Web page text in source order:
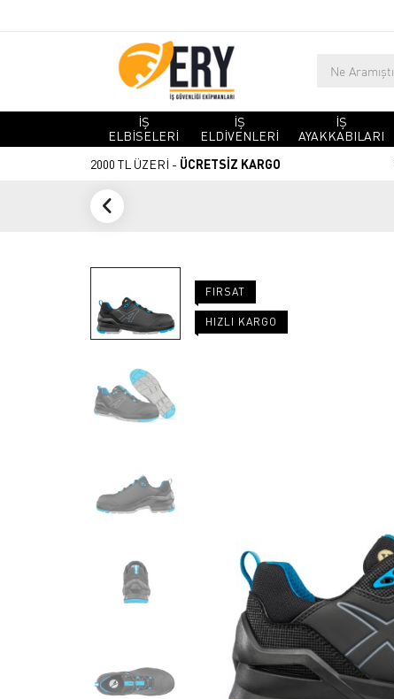
İŞ
ELBİSELERİ
İŞ
ELDİVENLERİ
İŞ
AYAKKABILARI
2000 TL ÜZERİ - ÜCRETSİZ KARGO
FIRSAT
HIZLI KARGO